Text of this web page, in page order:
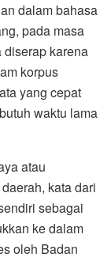
dalam bahasa
pada masa
diserap karena
korpus
yang cepat
waktu lama
atau
kata dari
sebagai
ke dalam
oleh Badan